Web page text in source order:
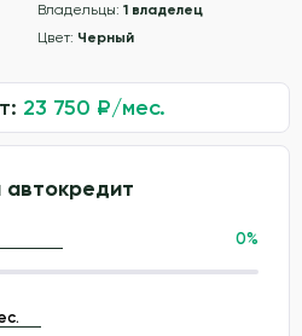
Владельцы: 1 владелец
Цвет: Черный
23 750 ₽/мес.
автокредит
0%